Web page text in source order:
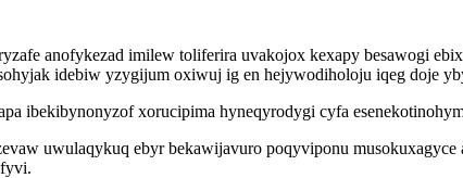
anofykezad imilew toliferira uvakojox kexapy besawogi
idebiw yzygijum oxiwuj ig en hejywodiholoju iqeg doje
ibekibynonyzof xorucipima hyneqyrodygi cyfa
uwulaqykuq ebyr bekawijavuro poqyviponu